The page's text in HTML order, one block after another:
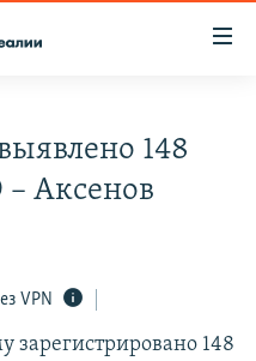
СОПРОТИВЛЕНИЯ
148
– Аксенов
VPN
148